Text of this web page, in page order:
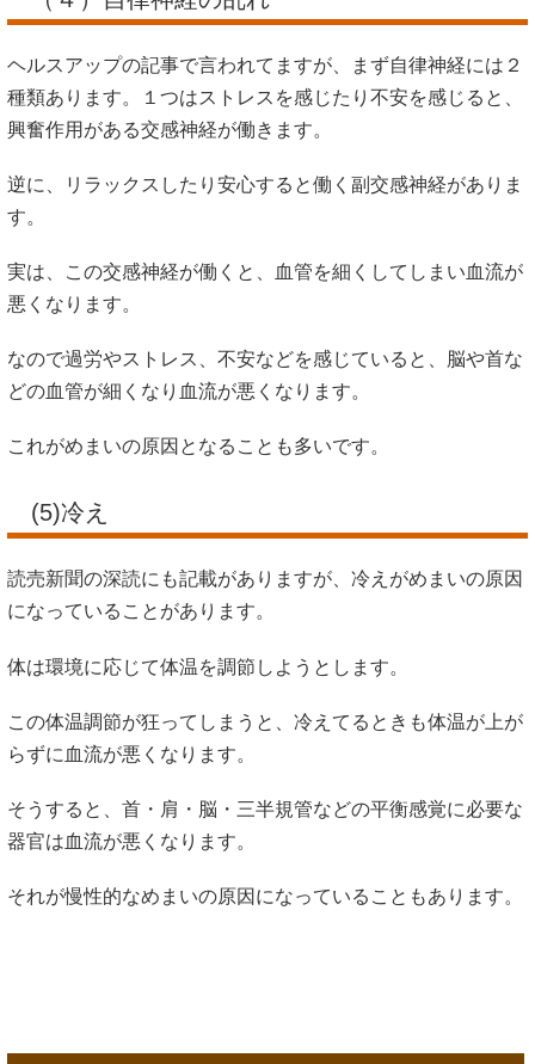
ヘルスアップの記事で言われてますが、まず自律神経には２
種類あります。１つはストレスを感じたり不安を感じると、
興奮作用がある交感神経が働きます。
逆に、リラックスしたり安心すると働く副交感神経がありま
す。
実は、この交感神経が働くと、血管を細くしてしまい血流が
悪くなります。
なので過労やストレス、不安などを感じていると、脳や首な
どの血管が細くなり血流が悪くなります。
これがめまいの原因となることも多いです。
(5)冷え
読売新聞の深読にも記載がありますが、冷えがめまいの原因
になっていることがあります。
体は環境に応じて体温を調節しようとします。
この体温調節が狂ってしまうと、冷えてるときも体温が上が
らずに血流が悪くなります。
そうすると、首・肩・脳・三半規管などの平衡感覚に必要な
器官は血流が悪くなります。
それが慢性的なめまいの原因になっていることもあります。